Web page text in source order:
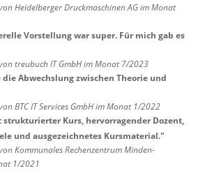
Heidelberger Druckmaschinen AG im Monat
Vorstellung war super. Für mich gab es
treubuch IT GmbH im Monat 7/2023
die Abwechslung zwischen Theorie und
BTC IT Services GmbH im Monat 1/2022
strukturierter Kurs, hervorragender Dozent,
und ausgezeichnetes Kursmaterial."
Kommunales Rechenzentrum Minden-
1/2021